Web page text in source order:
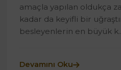
amaçla yapılan oldukça
kadar da keyifli bir
besleyenlerin en büyük
Devamını Oku